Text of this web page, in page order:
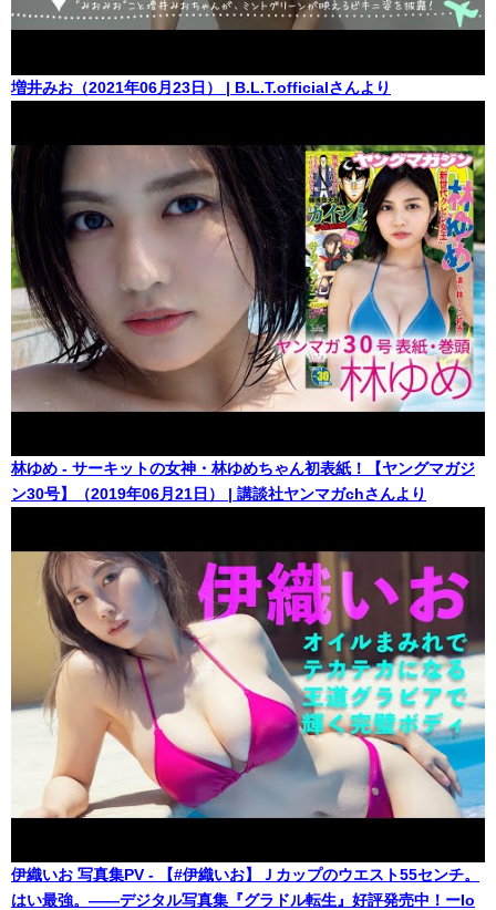
増井みお（2021年06月23日） | B.L.T.officialさんより
林ゆめ - サーキットの女神・林ゆめちゃん初表紙！【ヤングマガジ
ン30号】（2019年06月21日） | 講談社ヤンマガchさんより
伊織いお 写真集PV - 【#伊織いお】Ｊカップのウエスト55センチ。
はい最強。――デジタル写真集『グラドル転生』好評発売中！ーIo